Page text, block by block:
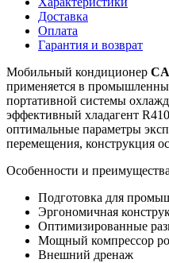
Доставка
Оплата
Гарантия и возврат
Мобильный кондиционер
применяется в
портативной системы
эффективный хладагент
оптимальные параметры
перемещения, конструкция
Особенности и
Подготовка для
Эргономичная
Оптимизированные
Мощный компрессор
Внешний дренаж